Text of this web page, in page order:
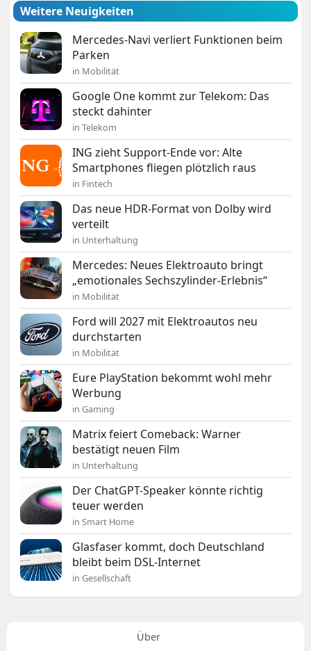
Weitere Neuigkeiten
Mercedes-Navi verliert Funktionen beim
Parken
in Mobilität
Google One kommt zur Telekom: Das
steckt dahinter
in Telekom
ING zieht Support-Ende vor: Alte
Smartphones fliegen plötzlich raus
in Fintech
Das neue HDR-Format von Dolby wird
verteilt
in Unterhaltung
Mercedes: Neues Elektroauto bringt
„emotionales Sechszylinder-Erlebnis“
in Mobilität
Ford will 2027 mit Elektroautos neu
durchstarten
in Mobilität
Eure PlayStation bekommt wohl mehr
Werbung
in Gaming
Matrix feiert Comeback: Warner
bestätigt neuen Film
in Unterhaltung
Der ChatGPT-Speaker könnte richtig
teuer werden
in Smart Home
Glasfaser kommt, doch Deutschland
bleibt beim DSL-Internet
in Gesellschaft
Über